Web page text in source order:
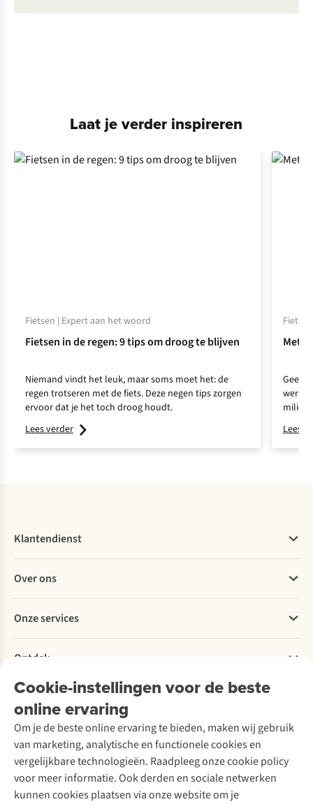
Laat je verder inspireren
Fietsen | Expert aan het woord
Fietsen in de regen: 9 tips om droog te blijven
Niemand vindt het leuk, maar soms moet het: de
regen trotseren met de fiets. Deze negen tips zorgen
ervoor dat je het toch droog houdt.
Lees verder
Met
Geen
werk
Lees
Cookie-instellingen voor de beste
online ervaring
Om je de beste online ervaring te bieden, maken wij gebruik
van marketing, analytische en functionele cookies en
vergelijkbare technologieën. Raadpleeg onze cookie policy
voor meer informatie. Ook derden en sociale netwerken
kunnen cookies plaatsen via onze website om je
Klantendienst
Bestellen
Betalen
Levering
Retourneren
Bestelling herroepen
Garantie
Contact
Over ons
Explore More
Verantwoord ondernemen
Over Ayacucho
Onze winkels
Over A.S.Adventure
Toegankelijkheidsverklaring
Onze services
Ski-onderhoud
Wasservice
Schoenonderhoud
Schoenherstelling
Kledingherstelling
Retouches
Voor bedrijven
Ontdek
A.S.Magazine
Podcast
Explore Academy
Explore Camp
Gear Check
Inspiratie & advies
Meld je aan voor de nieuwsbrief
Follow us